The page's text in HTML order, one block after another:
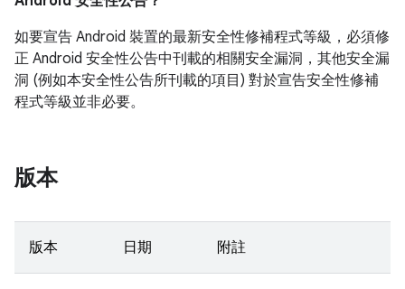
如要宣告 Android 裝置的最新安全性修補程式等級，必須修
正 Android 安全性公告中刊載的相關安全漏洞，其他安全漏
洞 (例如本安全性公告所刊載的項目) 對於宣告安全性修補
程式等級並非必要。
版本
版本 日期 附註